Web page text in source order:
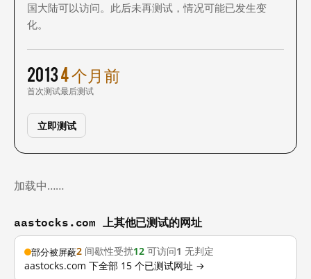
国大陆可以访问。此后未再测试，情况可能已发生变
化。
2013
首次测试
4 个月前
最后测试
立即测试
加载中……
aastocks.com 上其他已测试的网址
部分被屏蔽2 间歇性受扰12 可访问1 无判定
aastocks.com 下全部 15 个已测试网址 →